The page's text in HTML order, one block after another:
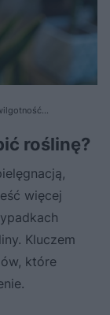
roślinę?
więcej
Kluczem
które